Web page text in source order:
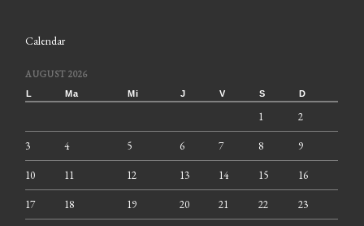
Calendar
AUGUST 2026
L Ma Mi J V S D
1 2
3 4 5 6 7 8 9
10 11 12 13 14 15 16
17 18 19 20 21 22 23